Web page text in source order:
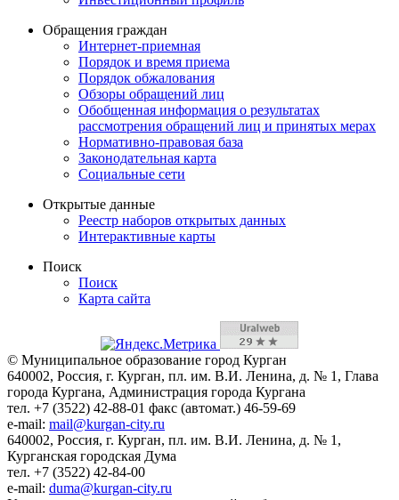
Обращения граждан
Интернет-приемная
Порядок и время приема
Порядок обжалования
Обзоры обращений лиц
Обобщенная информация о результатах
рассмотрения обращений лиц и принятых мерах
Нормативно-правовая база
Законодательная карта
Социальные сети
Открытые данные
Реестр наборов открытых данных
Интерактивные карты
Поиск
Поиск
Карта сайта
© Муниципальное образование город Курган
640002, Россия, г. Курган, пл. им. В.И. Ленина, д. № 1, Глава
города Кургана, Администрация города Кургана
тел. +7 (3522) 42-88-01 факс (автомат.) 46-59-69
e-mail: mail@kurgan-city.ru
640002, Россия, г. Курган, пл. им. В.И. Ленина, д. № 1,
Курганская городская Дума
тел. +7 (3522) 42-84-00
e-mail: duma@kurgan-city.ru